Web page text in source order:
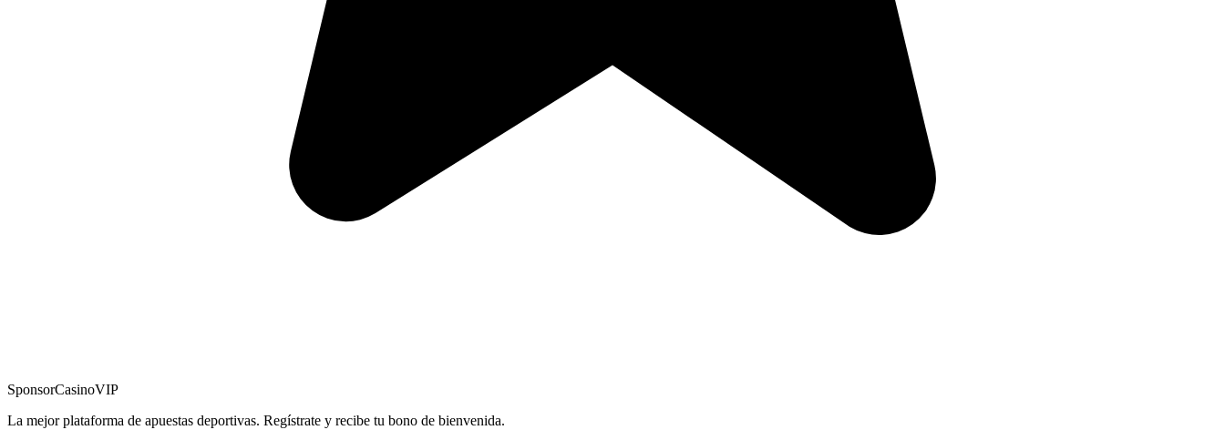
SponsorCasinoVIP
La mejor plataforma de apuestas deportivas. Regístrate y recibe tu bono de bienvenida.